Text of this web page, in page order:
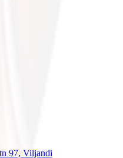
97, Viljandi